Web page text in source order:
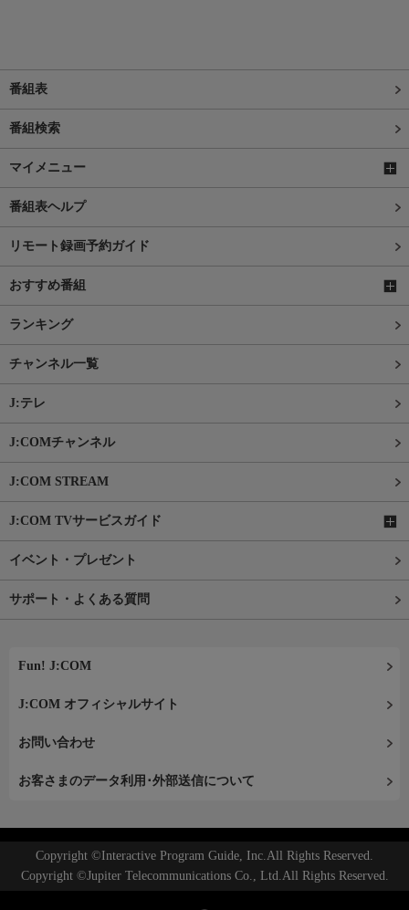
番組表
番組検索
マイメニュー
番組表ヘルプ
リモート録画予約ガイド
おすすめ番組
ランキング
チャンネル一覧
J:テレ
J:COMチャンネル
J:COM STREAM
J:COM TVサービスガイド
イベント・プレゼント
サポート・よくある質問
Fun! J:COM
J:COM オフィシャルサイト
お問い合わせ
お客さまのデータ利用･外部送信について
Copyright ©Interactive Program Guide, Inc.All Rights Reserved.
Copyright ©Jupiter Telecommunications Co., Ltd.All Rights Reserved.